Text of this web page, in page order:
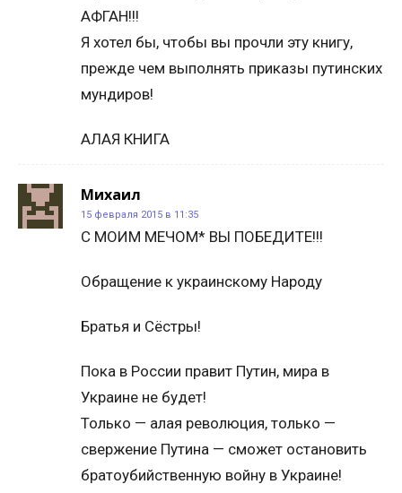
АФГАН!!!
Я хотел бы, чтобы вы прочли эту книгу,
прежде чем выполнять приказы путинских
мундиров!
АЛАЯ КНИГА
Михаил
15 февраля 2015 в 11:35
C МОИМ МЕЧОМ* ВЫ ПОБЕДИТЕ!!!
Обращение к украинскому Народу
Братья и Сёстры!
Пока в России правит Путин, мира в
Украине не будет!
Только — алая революция, только —
свержение Путина — сможет остановить
братоубийственную войну в Украине!